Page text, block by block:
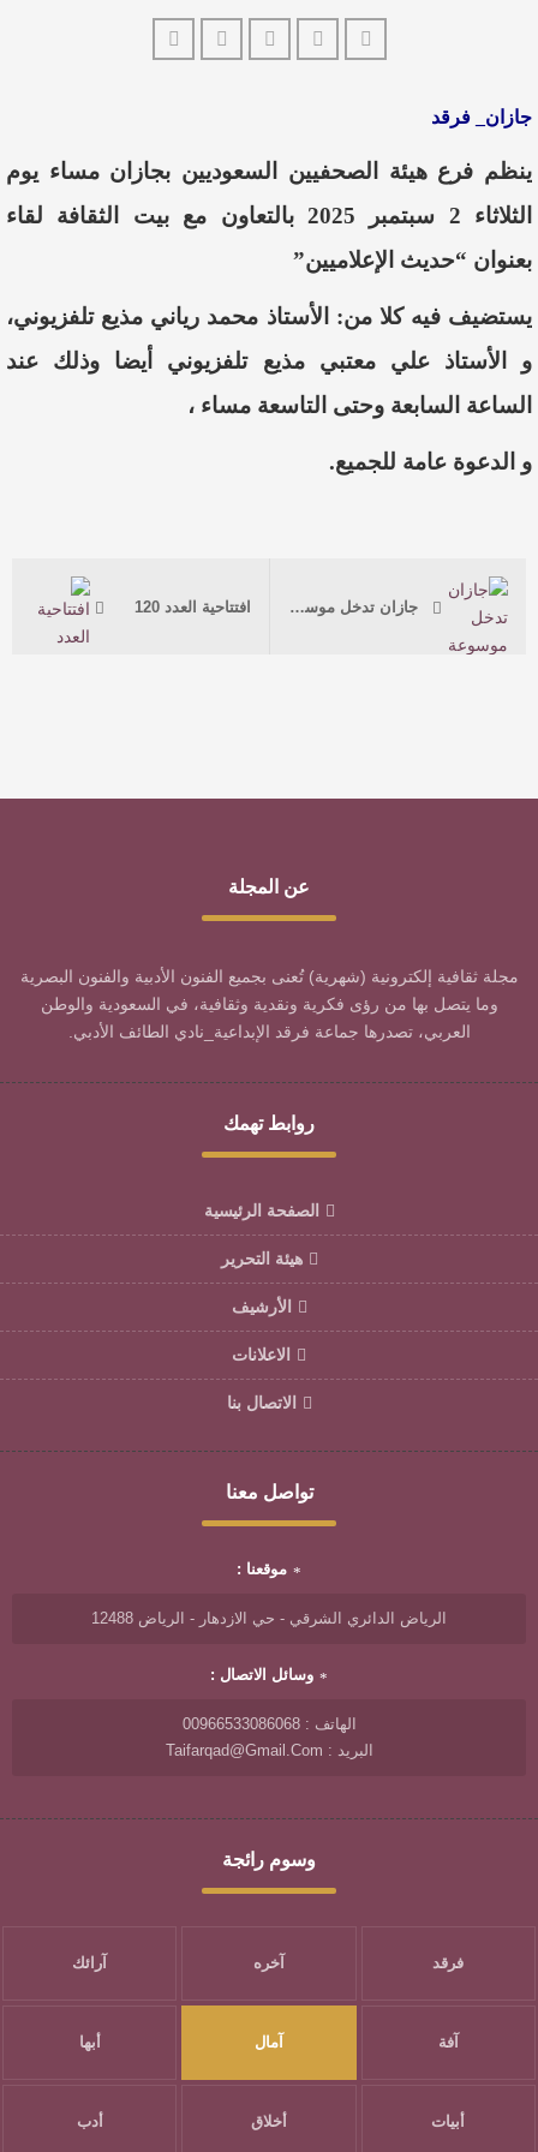
جازان_ فرقد
ينظم فرع هيئة الصحفيين السعوديين بجازان مساء يوم
الثلاثاء 2 سبتمبر 2025 بالتعاون مع بيت الثقافة
لقاء
بعنوان “حديث الإعلاميين”
يستضيف فيه كلا من: الأستاذ محمد رياني مذيع تلفزيوني،
و الأستاذ علي معتبي مذيع تلفزيوني أيضا وذلك عند
الساعة السابعة وحتى التاسعة مساء ،
و الدعوة عامة للجميع.
جازان تدخل موسوعة “غينيس” بـ 4980 متدربًا في برنامج الإسعافات الأولية افتتاحية العدد 120
عن المجلة
مجلة ثقافية إلكترونية (شهرية) تُعنى بجميع الفنون الأدبية والفنون البصرية
وما يتصل بها من رؤى فكرية ونقدية وثقافية، في السعودية والوطن
العربي، تصدرها جماعة فرقد الإبداعية_نادي الطائف الأدبي.
روابط تهمك
الصفحة الرئيسية
هيئة التحرير
الأرشيف
الاعلانات
الاتصال بنا
تواصل معنا
موقعنا :
الرياض الدائري الشرقي - حي الازدهار - الرياض 12488
وسائل الاتصال :
الهاتف : 00966533086068
البريد : Taifarqad@gmail.com
وسوم رائجة
فرقد آخره آرائك
آفة آمال أبها
أبيات أخلاق أدب